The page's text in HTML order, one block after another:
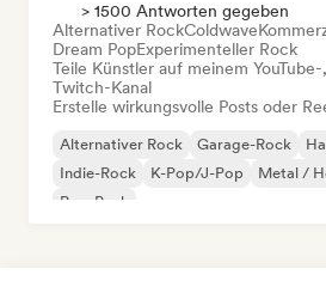
> 1500 Antworten gegeben
Alternativer RockColdwave
Dream PopExperimenteller Rock
Teile Künstler auf meinem
Twitch-Kanal
Erstelle wirkungsvolle Posts oder
Alternativer Rock Garage-Rock
Indie-Rock
K-Pop/J-Pop
Metal /
Pop-Punk